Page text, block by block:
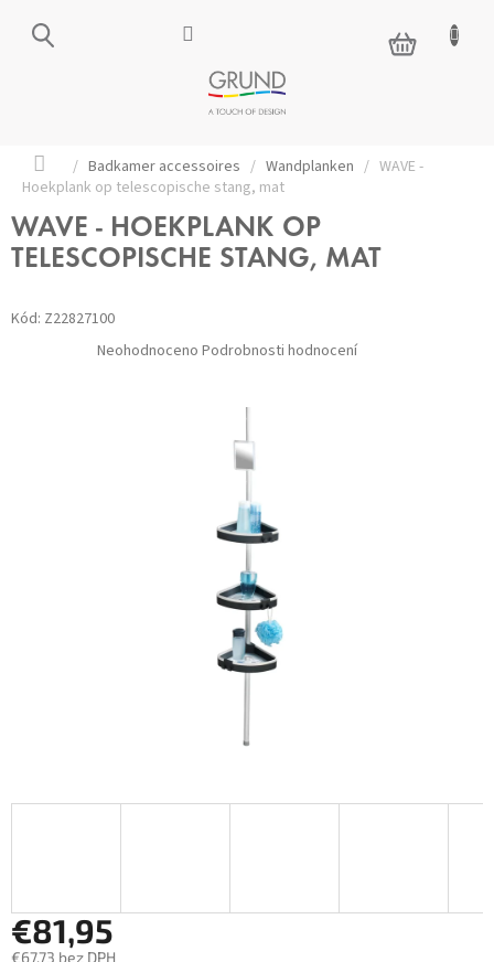
NÁKUPNÍ
KOŠÍK
Domů
/ Badkamer accessoires / Wandplanken / WAVE -
Hoekplank op telescopische stang, mat
WAVE - HOEKPLANK OP
TELESCOPISCHE STANG, MAT
Kód: Z22827100
Průměrné
hodnocení
Neohodnoceno Podrobnosti hodnocení
€81,95
€67,73 bez DPH